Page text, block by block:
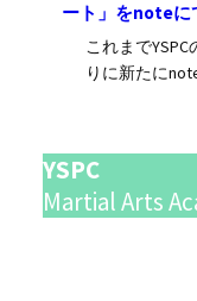
ート」をnoteに
これまで
りに新たに
YSPC
Martial Arts